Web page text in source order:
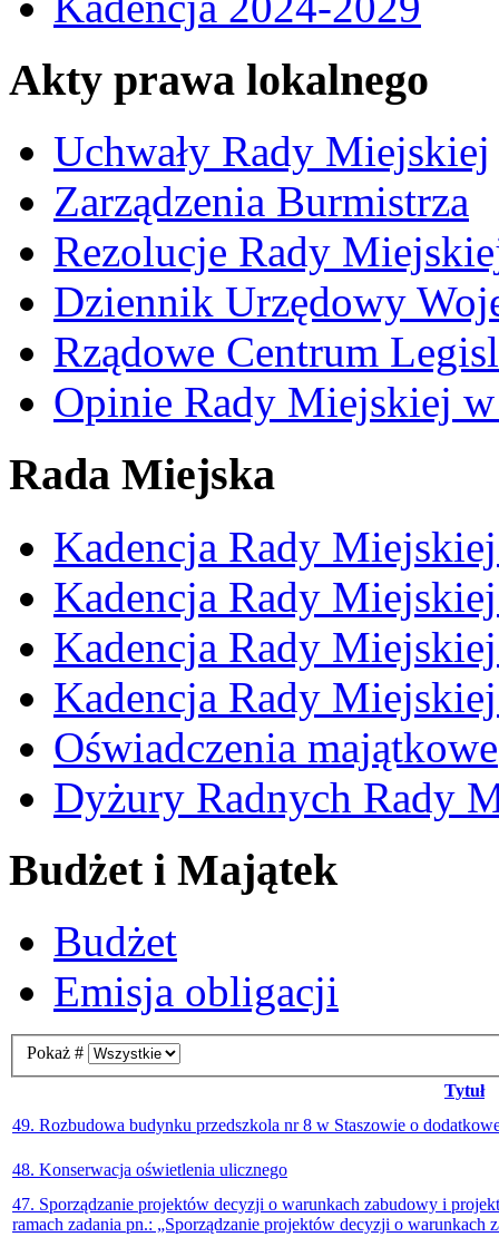
Akty prawa lokalnego
Uchwały Rady Miejskiej
Zarządzenia Burmistrza
Rezolucje Rady
Dziennik Urzędowy
Rządowe Centrum
Opinie Rady Miejskiej w
Rada Miejska
Kadencja Rady
Kadencja Rady
Kadencja Rady
Kadencja Rady
Oświadczenia majątkowe
Dyżury Radnych Rady
Budżet i Majątek
Budżet
Emisja obligacji
Pokaż #
Tytuł
49. Rozbudowa budynku przedszkola nr 8 w Staszowie o
48. Konserwacja oświetlenia ulicznego
47. Sporządzanie projektów decyzji o warunkach zabudowy i
ramach zadania pn.: „Sporządzanie projektów decyzji o warunkach